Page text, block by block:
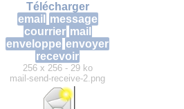
Télécharger
email
message
courrier mail
enveloppe envoyer
recevoir
256 x 256 - 29 ko
mail-send-receive-2.png